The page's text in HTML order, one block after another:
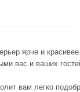
ярче и
вас и ваших
вам легко